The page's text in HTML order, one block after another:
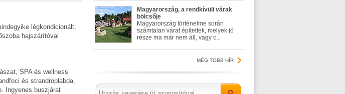
légkondicionált,
hajszárítóval
SPA és wellness
és strandröplabda,
Ingyenes buszjárat
Magyarország, a rendkívüli várak
bölcsője
Magyarország történelme során
számtalan várat építettek, melyek jó
része ma már nem áll, vagy c...
MÉG TÖBB HÍR